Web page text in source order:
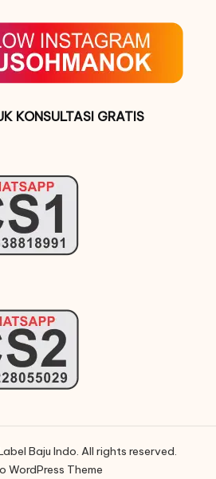
KONSULTASI GRATIS
Baju Indo. All rights reserved.
WordPress Theme
Phone
Phone
WhatsApp
Instagram